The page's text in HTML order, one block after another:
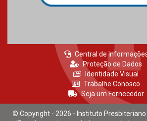
Central de
Proteção de Dados
Identidade Visual
Trabalhe Conosco
Seja um Fornecedor
© Copyright - 2026 - Instituto